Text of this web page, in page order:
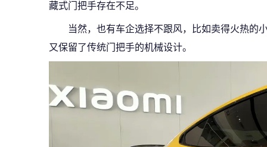
藏式门把手存在不足。
当然，也有车企选择不跟风，比如卖得火热的
又保留了传统门把手的机械设计。